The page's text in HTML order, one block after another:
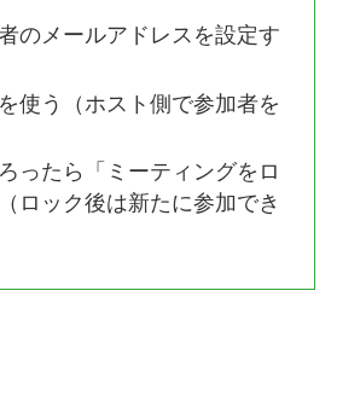
のメールアドレスを設定す
使う（ホスト側で参加者を
ったら「ミーティングをロ
ロック後は新たに参加でき